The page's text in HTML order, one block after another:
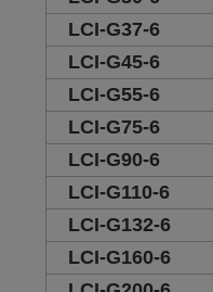
LCI-G37-6
LCI-G45-6
LCI-G55-6
LCI-G75-6
LCI-G90-6
LCI-G110-6
LCI-G132-6
LCI-G160-6